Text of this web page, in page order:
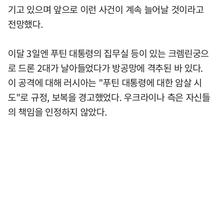
기고 있으며 앞으로 이런 사건이 계속 늘어날 것이라고
전망했다.
이달 3일엔 푸틴 대통령의 집무실 등이 있는 크렘린궁으
로 드론 2대가 날아들었다가 방공망에 격추된 바 있다.
이 공격에 대해 러시아는 "푸틴 대통령에 대한 암살 시
도"로 규정, 보복을 경고했었다. 우크라이나 측은 자신들
의 책임을 인정하지 않았다.